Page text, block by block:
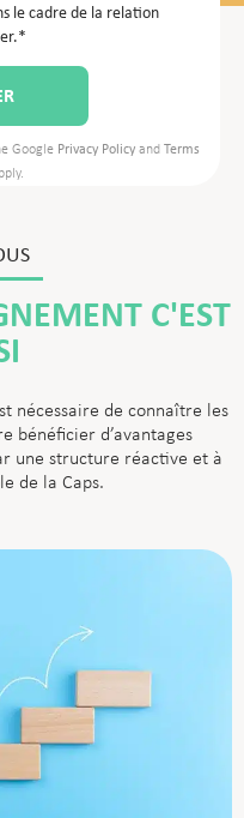
le cadre de la relation
Google Privacy Policy and Terms
C'EST
nécessaire de connaître les
bénéficier d’avantages
une structure réactive et à
de la Caps.